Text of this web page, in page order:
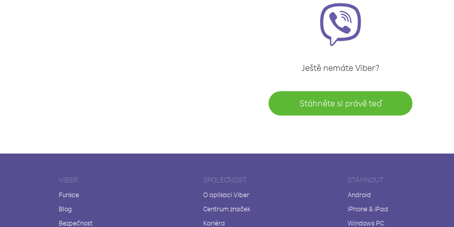
Ještě nemáte Viber?
Stáhněte si právě teď
VIBER
Funkce
Blog
Bezpečnost
SPOLEČNOST
O aplikaci Viber
Centrum značek
Kariéra
STÁHNOUT
Android
iPhone & iPad
Windows PC